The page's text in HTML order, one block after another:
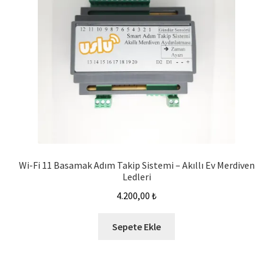
Wi-Fi 11 Basamak Adım Takip Sistemi – Akıllı Ev Merdiven
Ledleri
4.200,00 ₺
Sepete Ekle